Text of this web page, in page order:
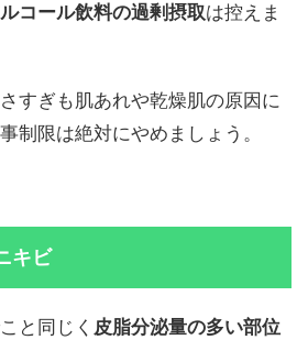
コール飲料の過剰摂取は控えま
すぎも肌あれや乾燥肌の原因に
制限は絶対にやめましょう。
キビ
と同じく 皮脂分泌量の多い部位